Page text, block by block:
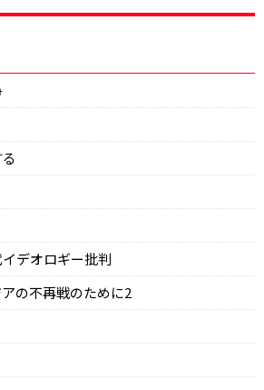
デオロギー批判
の不再戦のために2